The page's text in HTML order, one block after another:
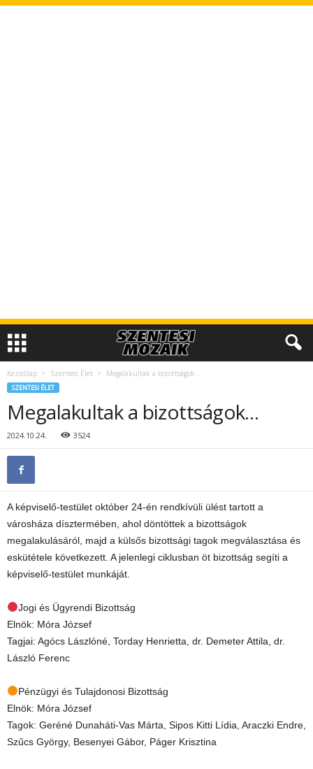
Kezdőlap Szentesi Élet Megalakultak a bizottságok…
SZENTESI ÉLET
Megalakultak a bizottságok…
2024.10.24. 3524
A képviselő-testület október 24-én rendkívüli ülést tartott a
városháza dísztermében, ahol döntöttek a bizottságok
megalakulásáról, majd a külsős bizottsági tagok megválasztása és
eskütétele következett. A jelenlegi ciklusban öt bizottság segíti a
képviselő-testület munkáját.
Jogi és Ügyrendi Bizottság
Elnök: Móra József
Tagjai: Agócs Lászlóné, Torday Henrietta, dr. Demeter Attila, dr.
László Ferenc
Pénzügyi és Tulajdonosi Bizottság
Elnök: Móra József
Tagok: Geréné Dunaháti-Vas Márta, Sipos Kitti Lídia, Araczki Endre,
Szűcs György, Besenyei Gábor, Páger Krisztina